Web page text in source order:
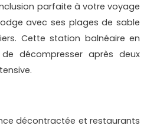
parfaite à votre voyage
avec ses plages de sable
Cette station balnéaire en
décompresser après deux
décontractée et restaurants